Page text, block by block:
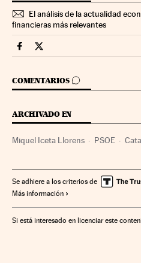
El análisis de la actualidad
financieras más relevantes
Economia Cinco Días en
Economia Cinco Días en
COMENTARIOS
IR A LOS COMENTARIOS
ARCHIVADO EN
Miquel Iceta Llorens PSOE
Se adhiere a los criterios de
Más información
Si está interesado en licenciar este